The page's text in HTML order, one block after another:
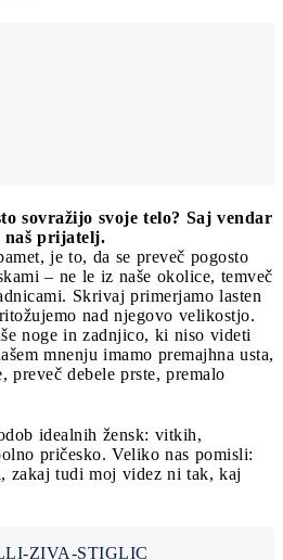
sovražijo svoje telo? Saj vendar
naš prijatelj.
je to, da se preveč pogosto
– ne le iz naše okolice, temveč
Skrivaj primerjamo lasten
nad njegovo velikostjo.
noge in zadnjico, ki niso videti
mnenju imamo premajhna usta,
preveč debele prste, premalo
idealnih žensk: vitkih,
pričesko. Veliko nas pomisli:
zakaj tudi moj videz ni tak, kaj